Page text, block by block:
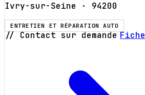
Ivry-sur-Seine · 94200
ENTRETIEN ET RÉPARATION AUTO
// Contact sur demande Fiche